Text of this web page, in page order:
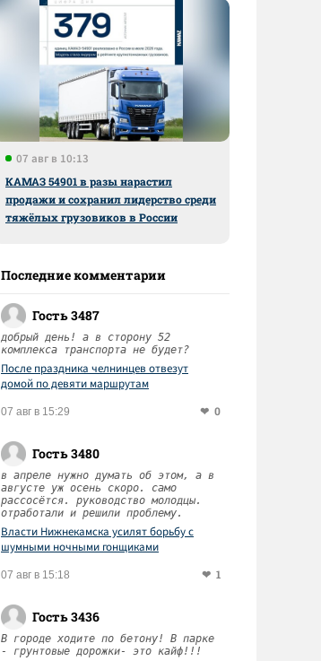
07 авг в 10:13
КАМАЗ 54901 в разы нарастил
продажи и сохранил лидерство среди
тяжёлых грузовиков в России
Последние комментарии
Гость 3487
добрый день! а в сторону 52
комплекса транспорта не будет?
После праздника челнинцев отвезут
домой по девяти маршрутам
07 авг в 15:29 0
Гость 3480
в апреле нужно думать об этом, а в
августе уж осень скоро. само
рассосётся. руководство молодцы.
отработали и решили проблему.
Власти Нижнекамска усилят борьбу с
шумными ночными гонщиками
07 авг в 15:18 1
Гость 3436
В городе ходите по бетону! В парке
- грунтовые дорожки- это кайф!!!